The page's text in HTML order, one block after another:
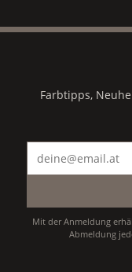
Farbtipps,
Mit der Anmeldung
Abmeldung